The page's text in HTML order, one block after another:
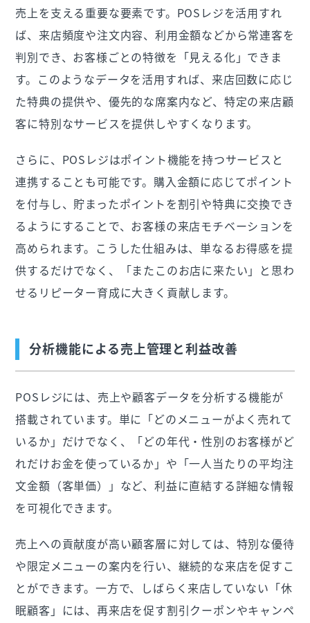
売上を支える重要な要素です。POSレジを活用すれ
ば、来店頻度や注文内容、利用金額などから常連客を
判別でき、お客様ごとの特徴を「見える化」できま
す。このようなデータを活用すれば、来店回数に応じ
た特典の提供や、優先的な席案内など、特定の来店顧
客に特別なサービスを提供しやすくなります。
さらに、POSレジはポイント機能を持つサービスと
連携することも可能です。購入金額に応じてポイント
を付与し、貯まったポイントを割引や特典に交換でき
るようにすることで、お客様の来店モチベーションを
高められます。こうした仕組みは、単なるお得感を提
供するだけでなく、「またこのお店に来たい」と思わ
せるリピーター育成に大きく貢献します。
分析機能による売上管理と利益改善
POSレジには、売上や顧客データを分析する機能が
搭載されています。単に「どのメニューがよく売れて
いるか」だけでなく、「どの年代・性別のお客様がど
れだけお金を使っているか」や「一人当たりの平均注
文金額（客単価）」など、利益に直結する詳細な情報
を可視化できます。
売上への貢献度が高い顧客層に対しては、特別な優待
や限定メニューの案内を行い、継続的な来店を促すこ
とができます。一方で、しばらく来店していない「休
眠顧客」には、再来店を促す割引クーポンやキャンペ